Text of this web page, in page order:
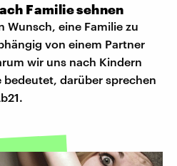
Familie sehnen
Wunsch, eine Familie zu
von einem Partner
wir uns nach Kindern
bedeutet, darüber sprechen